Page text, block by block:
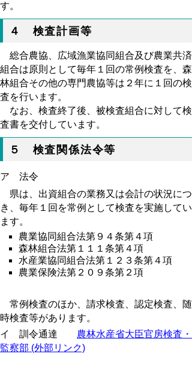
す。
４ 検査計画等
総合農協、広域漁業協同組合及び農業共済
組合は原則として毎年１回の常例検査を、森
林組合その他の専門農協等は２年に１回の検
査を行います。
なお、検査終了後、被検査組合に対して検
査書を交付しています。
５ 検査関係法令等
ア 法令
県は、出資組合の業務又は会計の状況につ
き、毎年１回を常例として検査を実施してい
ます。
農業協同組合法第９４条第４項
森林組合法第１１１条第４項
水産業協同組合法第１２３条第４項
農業保険法第２０９条第２項
常例検査のほか、請求検査、認定検査、随
時検査等があります。
イ 訓令通達 農林水産省大臣官房検査・
監察部 (外部リンク)